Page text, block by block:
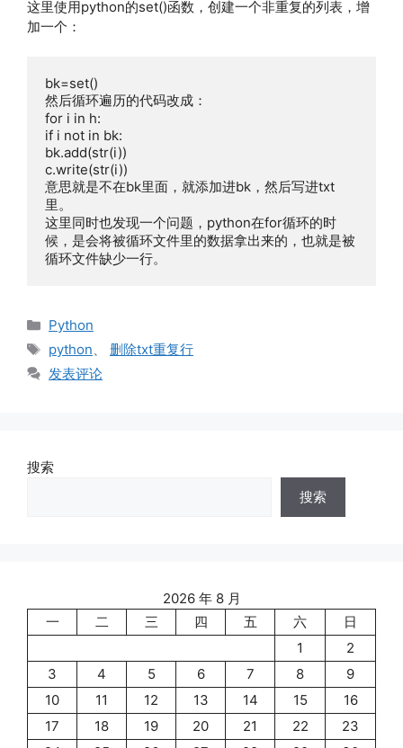
这里使用python的set()函数，创建一个非重复的列表，增
加一个：
bk=set()
然后循环遍历的代码改成：
for i in h:
if i not in bk:
bk.add(str(i))
c.write(str(i))
意思就是不在bk里面，就添加进bk，然后写进txt
里。
这里同时也发现一个问题，python在for循环的时
候，是会将被循环文件里的数据拿出来的，也就是被
循环文件缺少一行。
分
Python
标
签
python、 删除txt重复行
发表评论
搜索
搜索
2026 年 8 月
一
二 三 四 五 六
日
1
2
3
4 5 6 7 8
9
10
11 12 13 14 15
16
17
18 19 20 21 22
23